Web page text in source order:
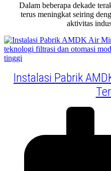
Dalam beberapa dekade
terus meningkat seiring
aktivitas
Instalasi Pabrik